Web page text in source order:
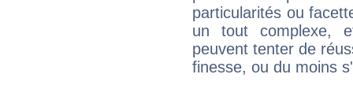
particularités ou
un tout complexe,
peuvent tenter de
finesse, ou du moins